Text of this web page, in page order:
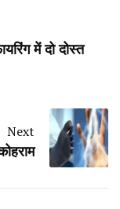
में दो दोस्त
Next